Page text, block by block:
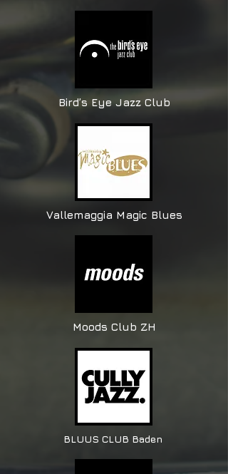
Bird’s Eye Jazz Club
Vallemaggia Magic Blues
Moods Club ZH
BLUUS CLUB Baden